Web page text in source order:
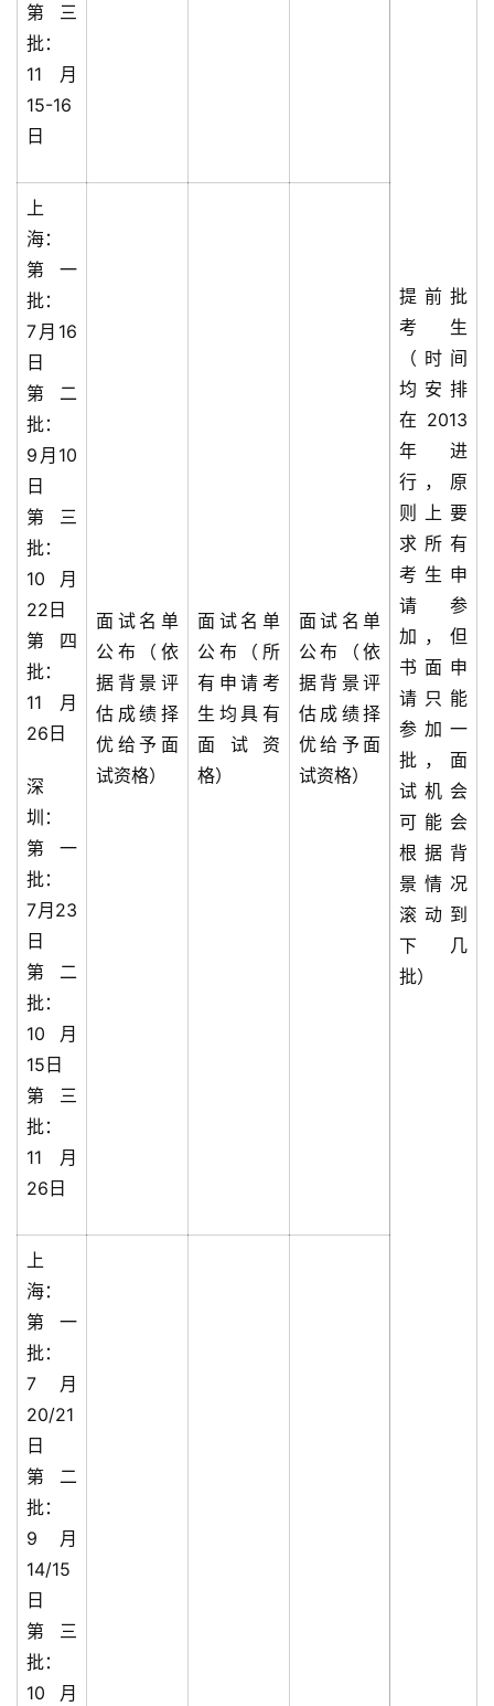
提前批
考生
（时间
均安排
在2013
年进
行，原
则上要
求所有
考生申
请参
加，但
书面申
请只能
参加一
批，面
试机会
可能会
根据背
景情况
滚动到
下几
批）
第三
批：
11月
15-16
日
上
海：
第一
批：
7月16
日
第二
批：
9月10
日
第三
批：
10月
22日
第四
批：
11月
26日
深
圳：
第一
批：
7月23
日
第二
批：
10月
15日
第三
批：
11月
26日
面试名单
公布（依
据背景评
估成绩择
优给予面
试资格）
面试名单
公布（所
有申请考
生均具有
面试资
格）
面试名单
公布（依
据背景评
估成绩择
优给予面
试资格）
上
海：
第一
批：
7月
20/21
日
第二
批：
9月
14/15
日
第三
批：
10月